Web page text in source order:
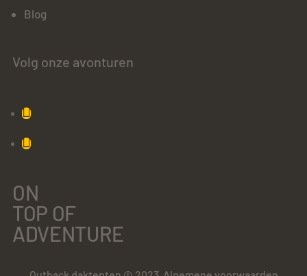
Blog
Volg onze avonturen
ON
TOP OF
ADVENTURE